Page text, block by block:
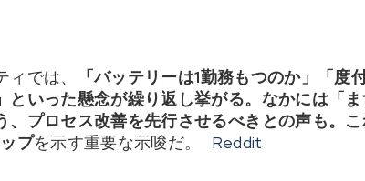
では、
「バッテリーは1勤務もつのか」「
といった懸念が繰り返し挙がる。なかには 「
プロセス改善を先行させるべきとの声も。
プを示す重要な示唆だ。 Reddit